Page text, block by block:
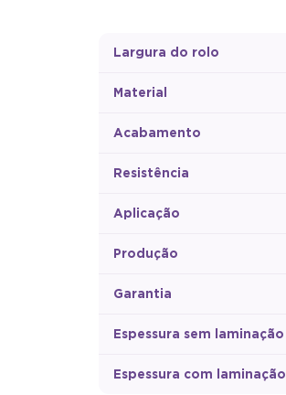
Largura do rolo
Material
Acabamento
Resistência
Aplicação
Produção
Garantia
Espessura sem laminação
Espessura com laminação